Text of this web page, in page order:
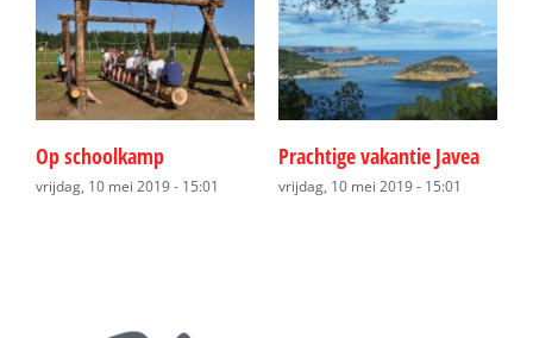
Op schoolkamp
vrijdag, 10 mei 2019 - 15:01
Prachtige vakantie Javea
vrijdag, 10 mei 2019 - 15:01